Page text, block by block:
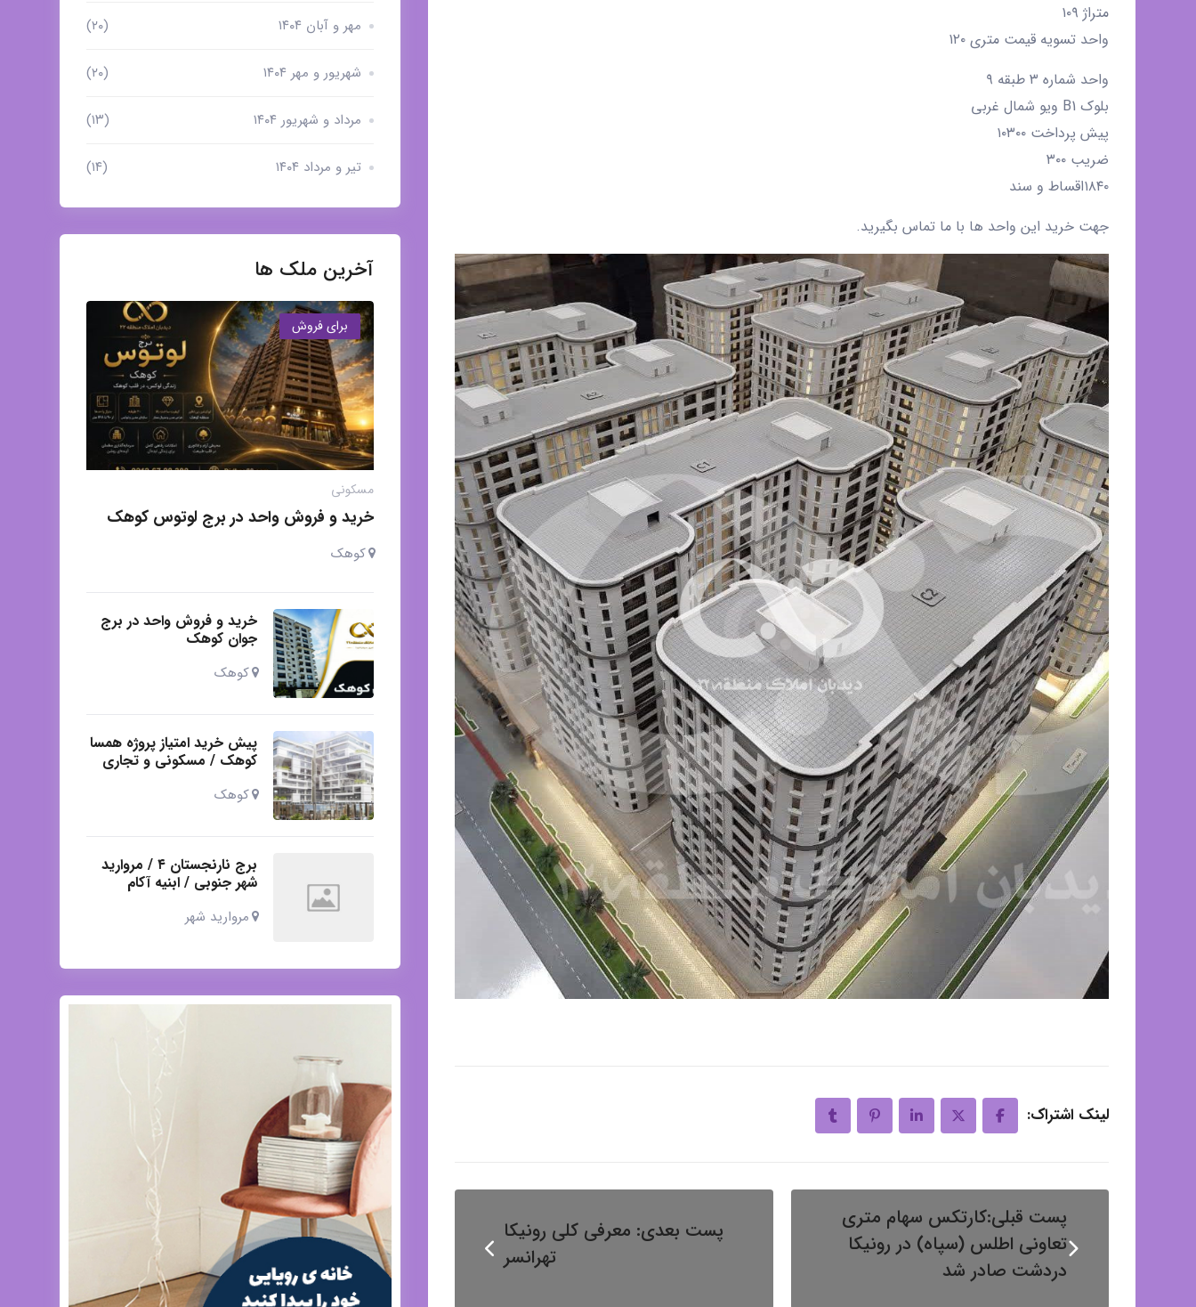
متراژ ۱۰۹
واحد تسویه قیمت متری ۱۲۰
واحد شماره ۳ طبقه ۹
بلوک B1 ویو شمال غربی
پیش پرداخت ۱۰۳۰۰
ضریب ۳۰۰
۱۸۴۰اقساط و سند
جهت خرید این واحد ها با ما تماس بگیرید.
لینک اشتراک:
پست قبلی:کارتکس سهام متری
تعاونی اطلس (سپاه) در رونیکا
دردشت صادر شد
پست بعدی: معرفی کلی رونیکا
تهرانسر
مهر و آبان ۱۴۰۴ (۲۰)
شهریور و مهر ۱۴۰۴ (۲۰)
مرداد و شهریور ۱۴۰۴ (۱۳)
تیر و مرداد ۱۴۰۴ (۱۴)
آخرین ملک ها
برای فروش
مسکونی
خرید و فروش واحد در برج لوتوس کوهک
کوهک
خرید و فروش واحد در برج
جوان کوهک
کوهک
پیش خرید امتیاز پروژه همسا
کوهک / مسکونی و تجاری
کوهک
برج نارنجستان ۴ / مروارید
شهر جنوبی / ابنیه آکام
مروارید شهر